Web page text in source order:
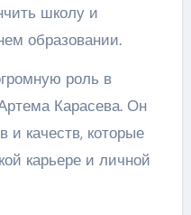
школу и
образовании.
роль в
Карасева. Он
и качеств, которые
карьере и личной